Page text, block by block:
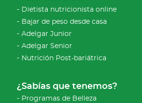
Dietista nutricionista online
Bajar de peso desde casa
Adelgar Junior
Adelgar Senior
Nutrición Post-bariátrica
¿Sabías que tenemos?
Programas de Belleza